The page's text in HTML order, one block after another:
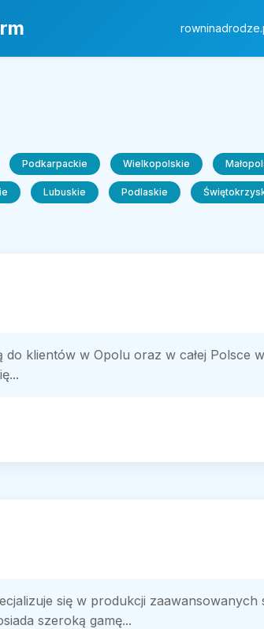
Podkarpackie Wielkopolskie
Lubuskie Podlaskie
klientów w Opolu oraz w całej Polsce
się w produkcji zaawansowanych
szeroką gamę...